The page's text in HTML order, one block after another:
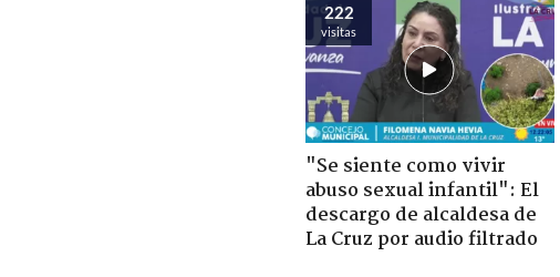
222
visitas
"Se siente como vivir
abuso sexual infantil": El
descargo de alcaldesa de
La Cruz por audio filtrado